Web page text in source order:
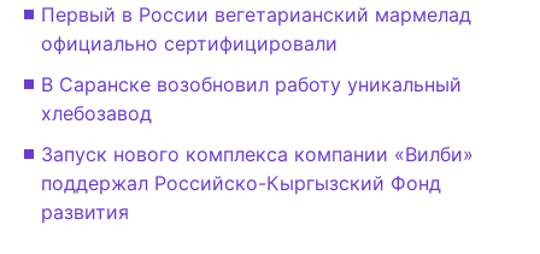
Первый в России вегетарианский мармелад
официально сертифицировали
В Саранске возобновил работу уникальный
хлебозавод
Запуск нового комплекса компании «Вилби»
поддержал Российско-Кыргызский Фонд
развития